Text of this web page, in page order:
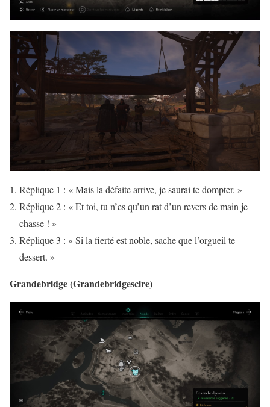
Réplique 1 : « Mais la défaite arrive, je saurai te dompter. »
Réplique 2 : « Et toi, tu n’es qu’un rat d’un revers de main je
chasse ! »
Réplique 3 : « Si la fierté est noble, sache que l’orgueil te
dessert. »
Grandebridge (Grandebridgescire)